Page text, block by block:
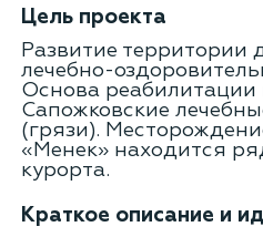
Цель проекта
Развитие территории
лечебно-
Основа реабилитации
Сапожковские
(грязи).
«Менек» находится
курорта.
Краткое описание и